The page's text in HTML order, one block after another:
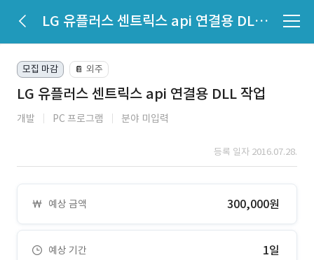
LG 유플러스 센트릭스 api 연결용 DLL 작업
모집 마감 📔 외주
LG 유플러스 센트릭스 api 연결용 DLL 작업
개발 PC 프로그램 분야 미입력
등록 일자 2016.07.28.
예상 금액 300,000원
예상 기간 1일